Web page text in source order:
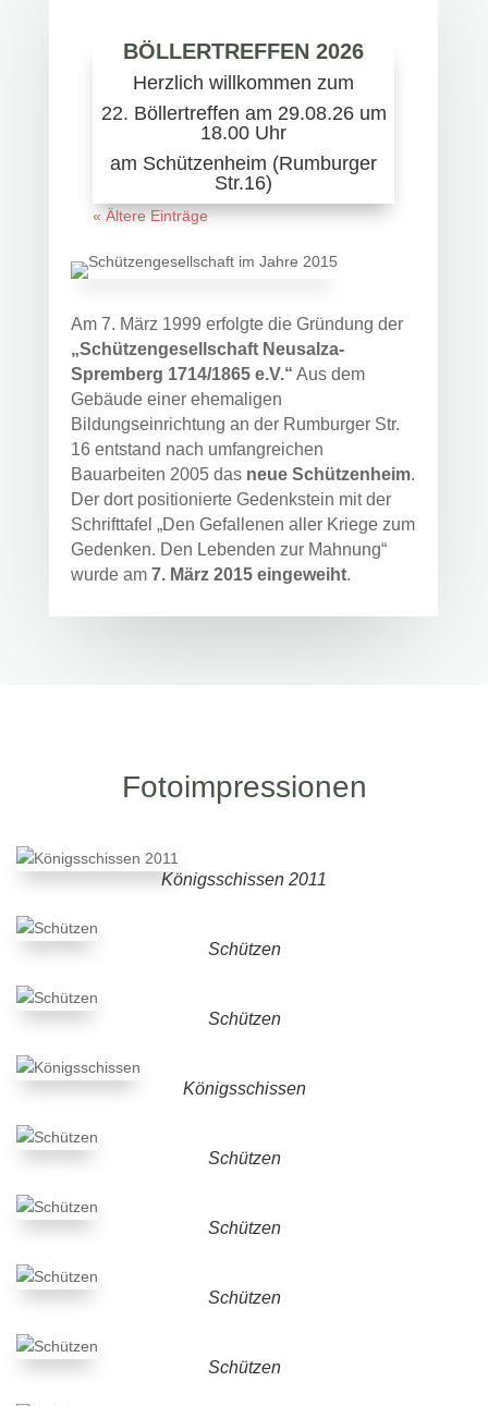
BÖLLERTREFFEN 2026
Herzlich willkommen zum
22. Böllertreffen am 29.08.26 um
18.00 Uhr
am Schützenheim (Rumburger
Str.16)
« Ältere Einträge
Am 7. März 1999 erfolgte die Gründung der
„Schützengesellschaft Neusalza-
Spremberg 1714/1865 e.V.“ Aus dem
Gebäude einer ehemaligen
Bildungseinrichtung an der Rumburger Str.
16 entstand nach umfangreichen
Bauarbeiten 2005 das neue Schützenheim.
Der dort positionierte Gedenkstein mit der
Schrifttafel „Den Gefallenen aller Kriege zum
Gedenken. Den Lebenden zur Mahnung“
wurde am 7. März 2015 eingeweiht.
Fotoimpressionen
Königsschissen 2011
Schützen
Schützen
Königsschissen
Schützen
Schützen
Schützen
Schützen